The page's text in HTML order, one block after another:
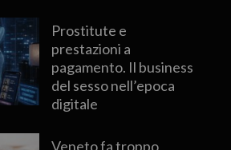
Prostitute e
prestazioni a
pagamento. Il business
del sesso nell’epoca
digitale
Veneto fa troppo